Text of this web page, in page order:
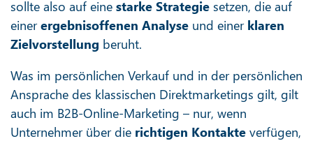
sollte also auf eine starke Strategie setzen, die auf
einerergebnisoffenen Analyse und einer klaren
Zielvorstellung beruht.
Was im persönlichen Verkauf und in der persönlichen
Ansprache des klassischen Direktmarketings gilt, gilt
auch im B2B-Online-Marketing – nur, wenn
Unternehmer über die richtigen Kontakte verfügen,